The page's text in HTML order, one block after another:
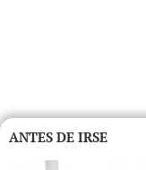
ANTES DE IRSE